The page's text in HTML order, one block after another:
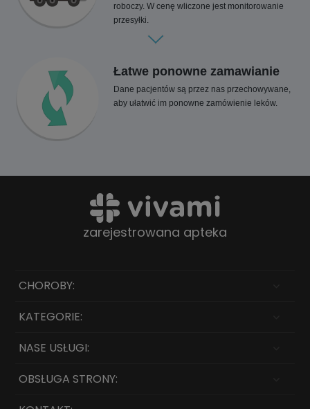
roboczy. W cenę wliczone jest monitorowanie
przesyłki.
Łatwe ponowne zamawianie
Dane pacjentów są przez nas przechowywane,
aby ułatwić im ponowne zamówienie leków.
zarejestrowana apteka
CHOROBY:
KATEGORIE:
NASE USŁUGI:
OBSŁUGA STRONY: